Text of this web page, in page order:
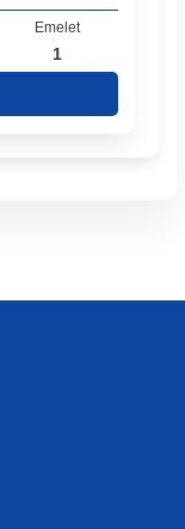
Emelet
1